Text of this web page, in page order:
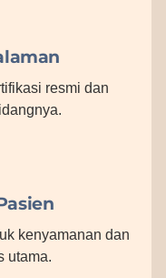
resmi dan
kenyamanan dan
utama.